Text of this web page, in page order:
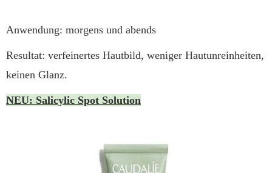
Anwendung: morgens und abends
Resultat: verfeinertes Hautbild, weniger Hautunreinheiten,
keinen Glanz.
NEU: Salicylic Spot Solution